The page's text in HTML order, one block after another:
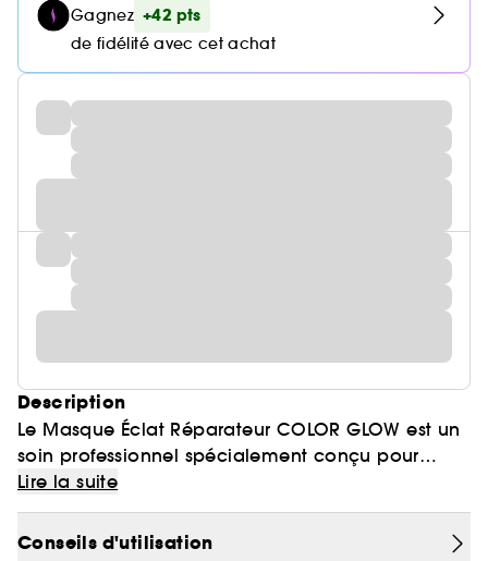
Gagnez +42 pts
de fidélité avec cet achat
Description
Le Masque Éclat Réparateur COLOR GLOW est un
soin professionnel spécialement conçu pour
hydrater, réparer et renforcer les cheveux colorés
ou méchés. Sa formule à base de 98 %
d'ingrédients d'origine naturelle répare la fibre
Lire la suite
Conseils d'utilisation